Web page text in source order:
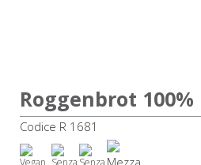
Roggenbrot 100%
Codice R 1681